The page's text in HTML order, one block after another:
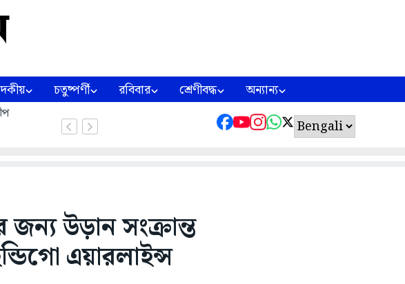
চতুষ্পর্ণী রবিবার শ্রেণীবদ্ধ অন্যান্য
জন্য উড়ান সংক্রান্ত
এয়ারলাইন্স